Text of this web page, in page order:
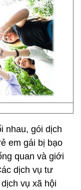
nhau, gói dịch
em gái bị bạo
quan và giới
dịch vụ tư
vụ xã hội